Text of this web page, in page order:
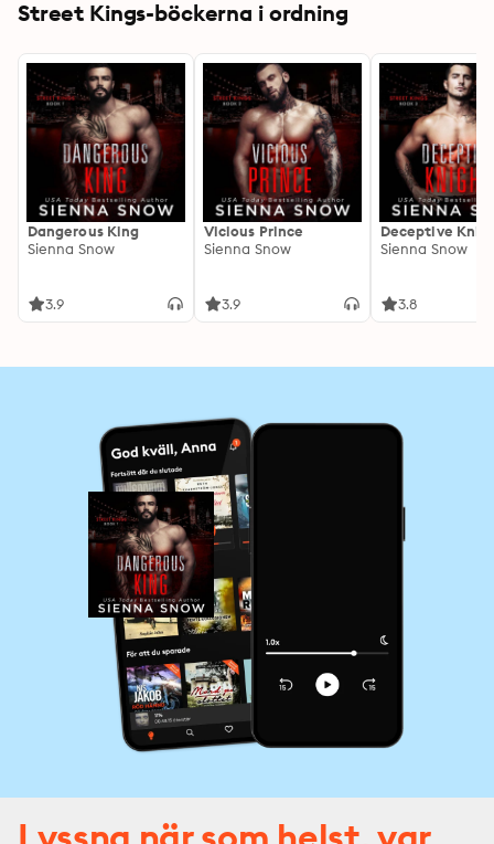
Street Kings-böckerna i ordning
Dangerous King
Sienna Snow
3.9
Vicious Prince
Sienna Snow
3.9
Deceptive
Sienna Snow
3.8